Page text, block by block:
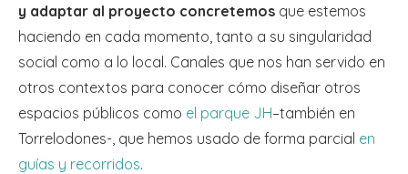
y adaptar al proyecto concretemos que estemos
haciendo en cada momento, tanto a su singularidad
social como a lo local. Canales que nos han servido en
otros contextos para conocer cómo diseñar otros
espacios públicos como el parque JH–también en
Torrelodones-, que hemos usado de forma parcial en
guías y recorridos.